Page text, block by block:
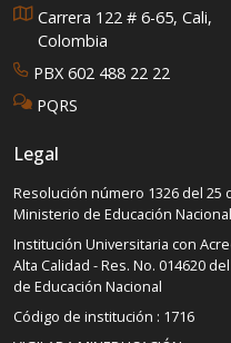
Carrera 122 # 6-65, Cali,
Colombia
PBX 602 488 22 22
PQRS
Legal
Resolución número 1326 del 25
Ministerio de Educación
Institución Universitaria con
Alta Calidad - Res. No. 014620
de Educación Nacional
Código de institución : 1716